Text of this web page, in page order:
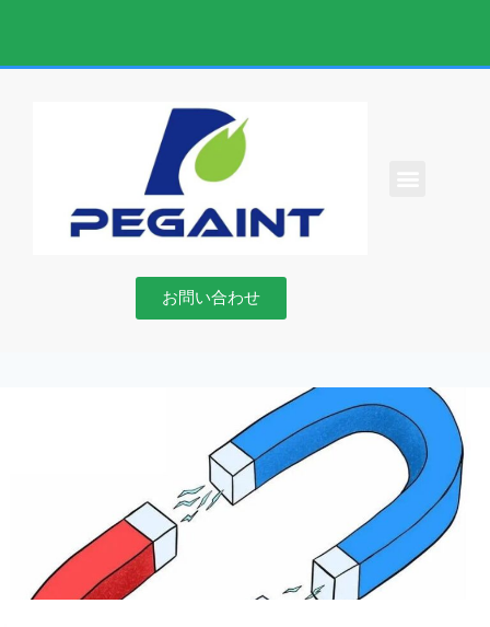
お問い合わせ